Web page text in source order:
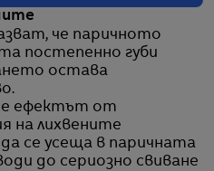
че паричното
постепенно губи
остава
ефектът от
на лихвените
се усеща в паричната
до сериозно свиване